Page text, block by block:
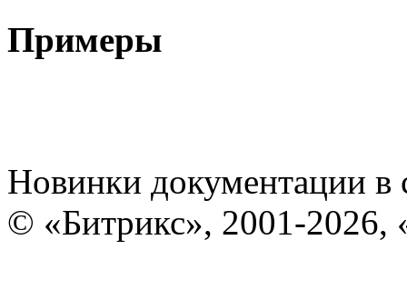
Примеры
Новинки документации в
© «Битрикс», 2001-2026,